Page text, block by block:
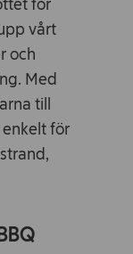
för
vårt
och
Med
till
för